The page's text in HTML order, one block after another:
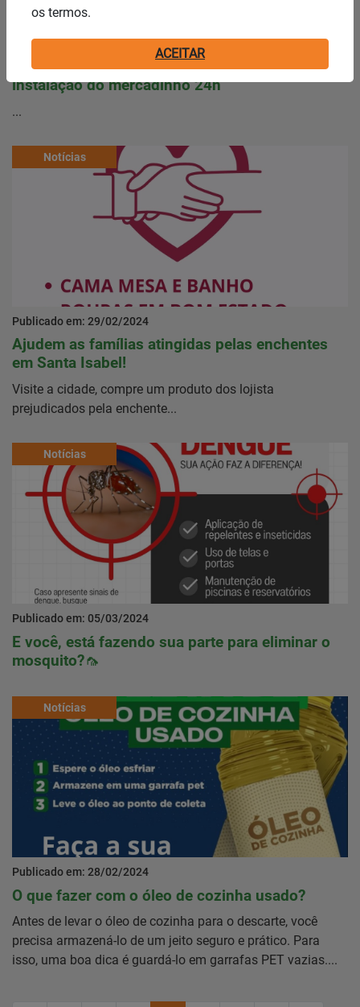
Publicado em: 01/03/2024
A empresa vencedora da licitação para a
instalação do mercadinho 24h
...
Notícias
Publicado em: 29/02/2024
Ajudem as famílias atingidas pelas enchentes
em Santa Isabel!
Visite a cidade, compre um produto dos lojista
prejudicados pela enchente...
Notícias
Publicado em: 05/03/2024
E você, está fazendo sua parte para eliminar o
mosquito?🦟
Notícias
Publicado em: 28/02/2024
O que fazer com o óleo de cozinha usado?
Antes de levar o óleo de cozinha para o descarte, você
precisa armazená-lo de um jeito seguro e prático. Para
isso, uma boa dica é guardá-lo em garrafas PET vazias....
os termos.
ACEITAR